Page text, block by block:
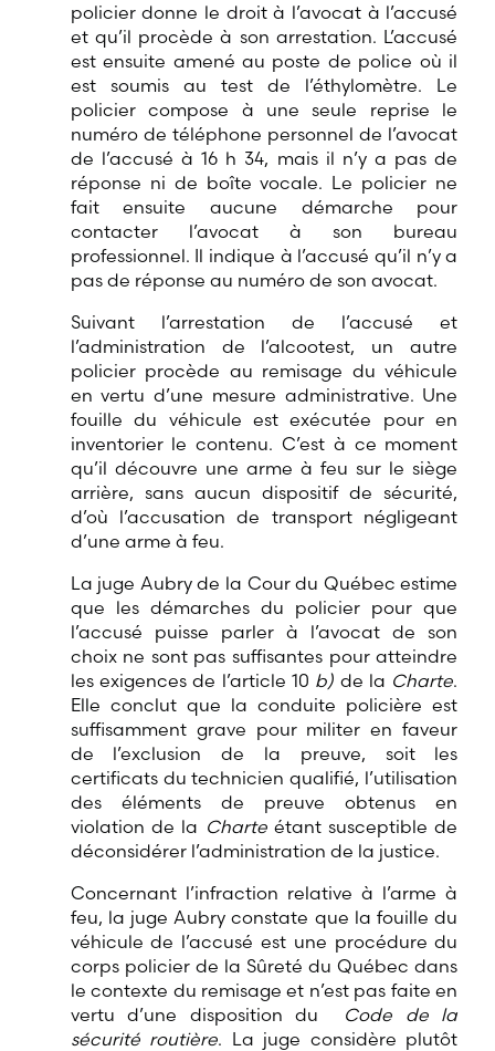
policier donne le droit à l’avocat à l’accusé
et qu’il procède à son arrestation. L’accusé
est ensuite amené au poste de police où il
est soumis au test de l’éthylomètre. Le
policier compose à une seule reprise le
numéro de téléphone personnel de l’avocat
de l’accusé à 16 h 34, mais il n’y a pas de
réponse ni de boîte vocale. Le policier ne
fait ensuite aucune démarche pour
contacter l’avocat à son bureau
professionnel. Il indique à l’accusé qu’il n’y a
pas de réponse au numéro de son avocat.
Suivant l’arrestation de l’accusé et
l’administration de l’alcootest, un autre
policier procède au remisage du véhicule
en vertu d’une mesure administrative. Une
fouille du véhicule est exécutée pour en
inventorier le contenu. C’est à ce moment
qu’il découvre une arme à feu sur le siège
arrière, sans aucun dispositif de sécurité,
d’où l’accusation de transport négligeant
d’une arme à feu.
La juge Aubry de la Cour du Québec estime
que les démarches du policier pour que
l’accusé puisse parler à l’avocat de son
choix ne sont pas suffisantes pour atteindre
les exigences de l’article 10 b) de la Charte.
Elle conclut que la conduite policière est
suffisamment grave pour militer en faveur
de l’exclusion de la preuve, soit les
certificats du technicien qualifié, l’utilisation
des éléments de preuve obtenus en
violation de la Charteétant susceptible de
déconsidérer l’administration de la justice.
Concernant l’infraction relative à l’arme à
feu, la juge Aubry constate que la fouille du
véhicule de l’accusé est une procédure du
corps policier de la Sûreté du Québec dans
le contexte du remisage et n’est pas faite en
vertu d’une disposition du Code de la
sécurité routière. La juge considère plutôt